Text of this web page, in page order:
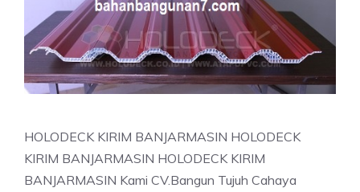
HOLODECK KIRIM BANJARMASIN HOLODECK
KIRIM BANJARMASIN HOLODECK KIRIM
BANJARMASIN Kami CV.Bangun Tujuh Cahaya